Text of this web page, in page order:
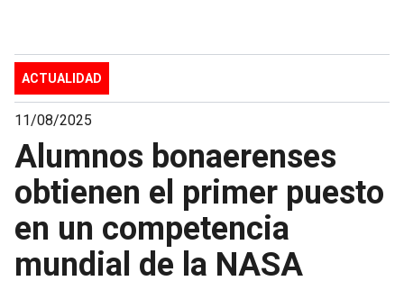
ACTUALIDAD
11/08/2025
Alumnos bonaerenses
obtienen el primer puesto
en un competencia
mundial de la NASA